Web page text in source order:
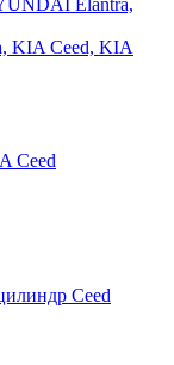
KIA Ceed, KIA